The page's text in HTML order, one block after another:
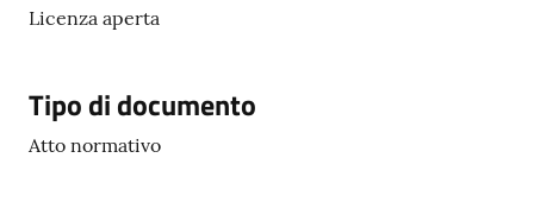
Seguici
Licenza aperta
Tipo di documento
Atto normativo